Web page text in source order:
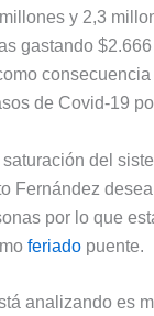
y 2,3
gastando $2.666
de Covid-19
del
Fernández
por lo que
feriado puente.
analizando es